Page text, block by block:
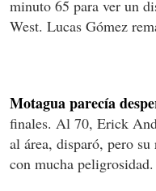
minuto 65 para ver un
West. Lucas Gómez
Motagua parecía
finales. Al 70, Erick
al área, disparó, pero su
con mucha peligrosidad.